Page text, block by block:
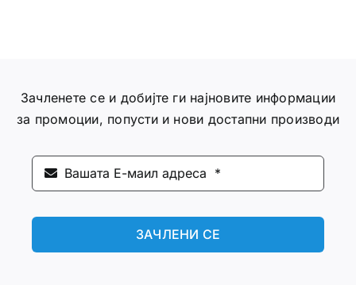
Зачленете се и добијте ги најновите информации
за промоции, попусти и нови достапни производи
ЗАЧЛЕНИ СЕ